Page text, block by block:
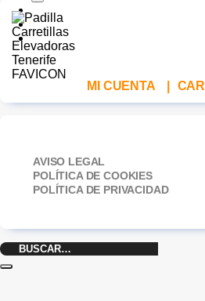
MI CUENTA
AVISO LEGAL
POLÍTICA DE COOKIES
POLÍTICA DE PRIVACIDAD
Buscar
por: